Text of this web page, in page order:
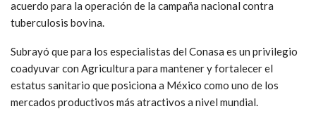
acuerdo para la operación de la campaña nacional contra
tuberculosis bovina.
Subrayó que para los especialistas del Conasa es un privilegio
coadyuvar con Agricultura para mantener y fortalecer el
estatus sanitario que posiciona a México como uno de los
mercados productivos más atractivos a nivel mundial.